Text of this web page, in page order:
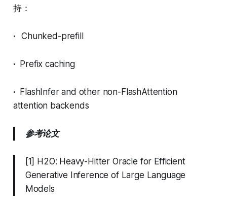
持：
·Chunked-prefill
· Prefix caching
· FlashInfer and other non-FlashAttention
attention backends
参考论文
[1] H2O: Heavy-Hitter Oracle for Efficient
Generative Inference of Large Language
Models